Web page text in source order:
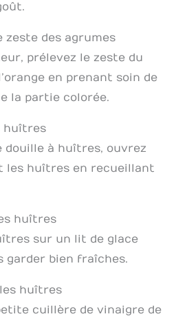
zeste des agrumes
prélevez le zeste du
en prenant soin de
la partie colorée.
huîtres
douille à huîtres, ouvrez
les huîtres en recueillant
huîtres
sur un lit de glace
garder bien fraîches.
huîtres
cuillère de vinaigre de